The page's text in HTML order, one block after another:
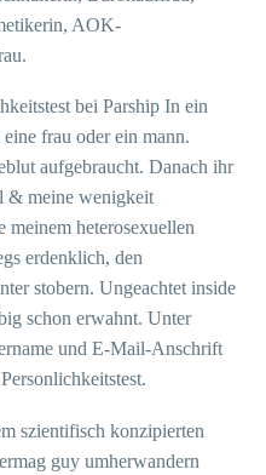
AOK-
bei Parship In ein
frau oder ein mann.
aufgebraucht. Danach ihr
& meine wenigkeit
meinem heterosexuellen
erdenklich, den
stobern. Ungeachtet inside
schon erwahnt. Unter
und E-Mail-Anschrift
szientifisch konzipierten
guy umherwandern